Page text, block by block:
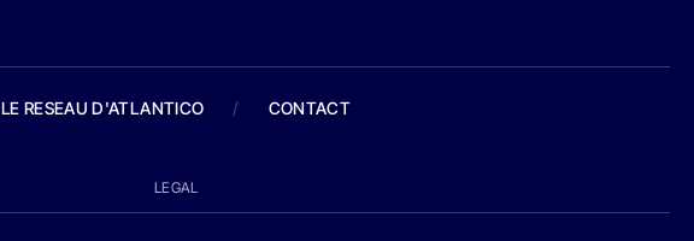
LE RESEAU D'ATLANTICO / CONTACT
LEGAL